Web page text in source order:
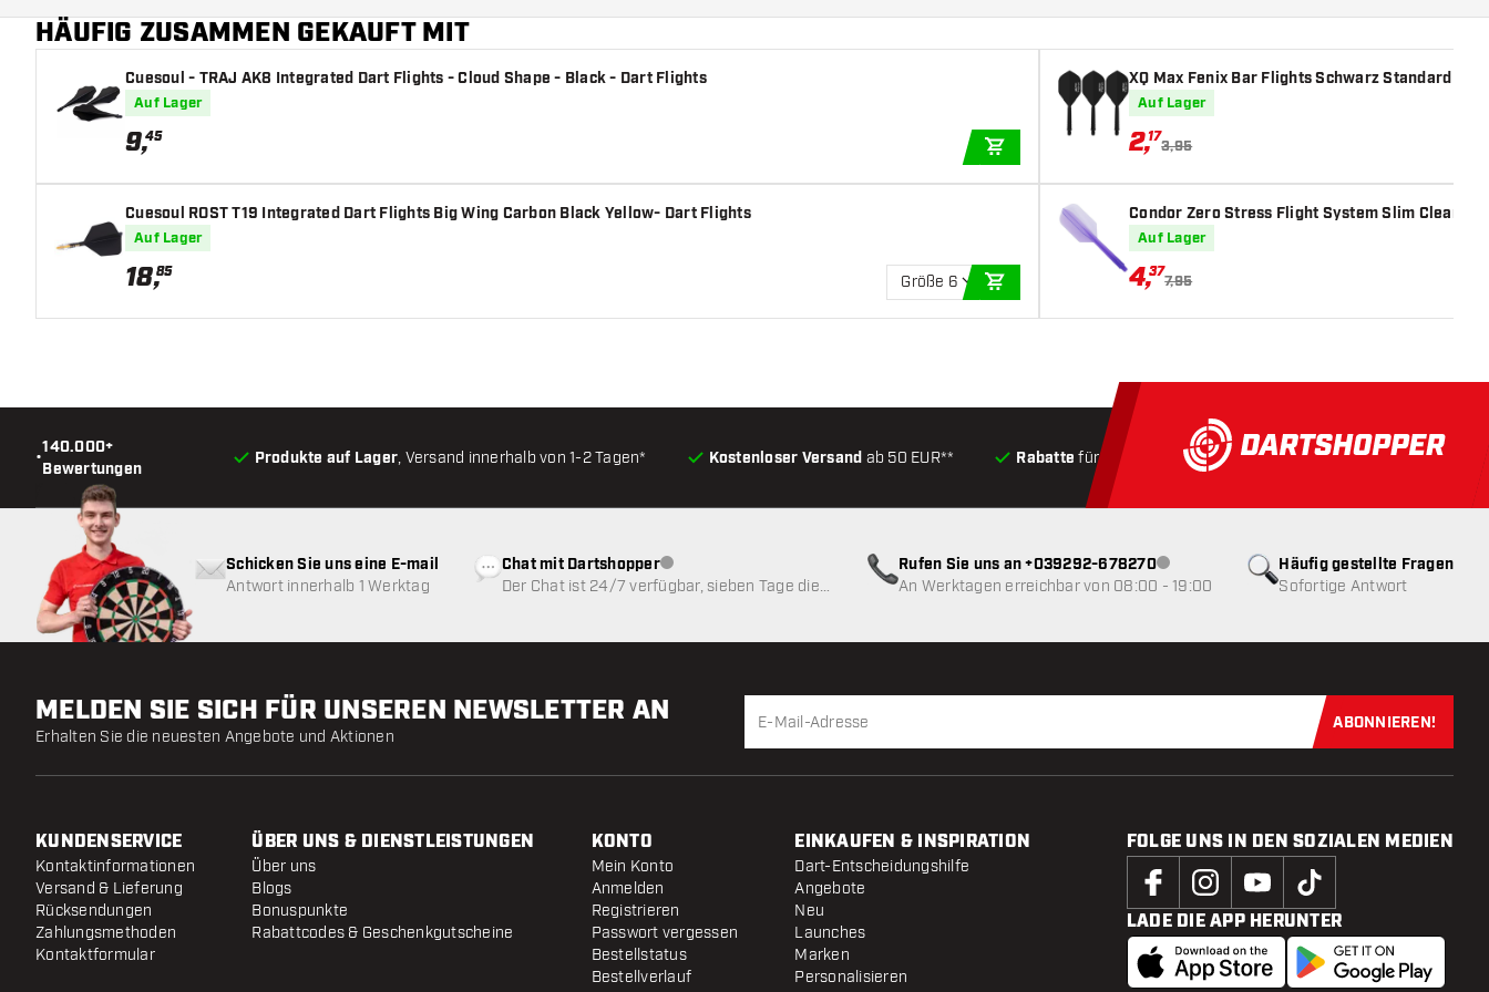
HÄUFIG ZUSAMMEN GEKAUFT MIT
Cuesoul - TRAJ AK8 Integrated Dart Flights - Cloud Shape - Black - Dart Flights
Auf Lager
9,45
IN DEN WARENKORB
Cuesoul ROST T19 Integrated Dart Flights Big Wing Carbon Black Yellow- Dart Flights
Auf Lager
18,85
Größe 6
IN DEN WARENKORB
XQ Max Fenix Bar Flights Schwarz Standard -
Auf Lager
2,17
3,95
Condor Zero Stress Flight System Slim Clear
Auf Lager
4,37
7,95
•
140.000+
Bewertungen
Produkte auf Lager, Versand innerhalb von 1-2 Tagen* Kostenloser Versand ab 50 EUR** Rabatte für Kunden Produkte auf Lager, Versand
Häufig gestellte Fragen
Sofortige Antwort
Schicken Sie uns eine E-mail
Antwort innerhalb 1 Werktag
Chat mit DartshopperKundenservice nicht verfügbar
Der Chat ist 24/7 verfügbar, sieben Tage die
Rufen Sie uns an +039292-678270Kundenservice nicht verfügbar
An Werktagen erreichbar von 08:00 - 19:00
MELDEN SIE SICH FÜR UNSEREN NEWSLETTER AN
Erhalten Sie die neuesten Angebote und Aktionen
Jetzt für
ABONNIEREN!
KUNDENSERVICE
Kontaktinformationen
Versand & Lieferung
Rücksendungen
Zahlungsmethoden
Kontaktformular
ÜBER UNS & DIENSTLEISTUNGEN
Über uns
Blogs
Bonuspunkte
Rabattcodes & Geschenkgutscheine
KONTO
Mein Konto
Anmelden
Registrieren
Passwort vergessen
Bestellstatus
Bestellverlauf
EINKAUFEN & INSPIRATION
Dart-Entscheidungshilfe
Angebote
Neu
Launches
Marken
Personalisieren
FOLGE UNS IN DEN SOZIALEN MEDIEN
LADE DIE APP HERUNTER